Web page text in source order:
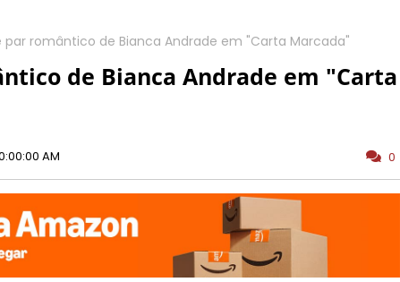
par romântico de Bianca Andrade em "Carta Marcada"
de Bianca Andrade em "Carta
AM 0